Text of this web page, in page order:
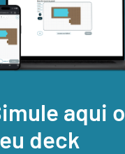
à abrasão
à flexão
à radiação UV
aqui o
deck